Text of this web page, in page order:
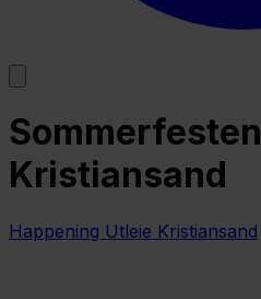
Sommerfesten
Kristiansand
Happening Utleie Kristiansand